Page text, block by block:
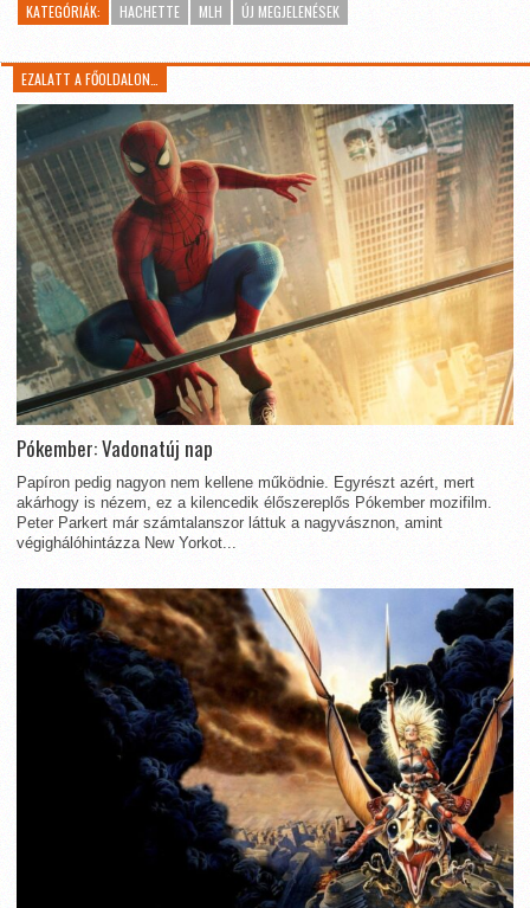
KATEGÓRIÁK: HACHETTE MLH ÚJ MEGJELENÉSEK
EZALATT A FŐOLDALON…
Pókember: Vadonatúj nap
Papíron pedig nagyon nem kellene működnie. Egyrészt azért, mert
akárhogy is nézem, ez a kilencedik élőszereplős Pókember mozifilm.
Peter Parkert már számtalanszor láttuk a nagyvásznon, amint
végighálóhintázza New Yorkot...